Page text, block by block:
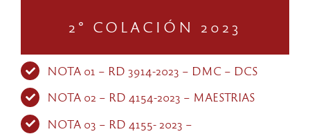
2° COLACIÓN 2023
NOTA 01 – RD 3914-2023 – DMC – DCS
NOTA 02 – RD 4154-2023 – MAESTRIAS
NOTA 03 – RD 4155- 2023 –